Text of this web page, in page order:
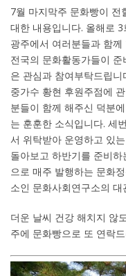
7월 마지막주 문화빵이 전
대한 내용입니다. 올해로
광주에서 여러분들과 함
전국의 문화활동가들이
은 관심과 참여부탁드립
중가수 황현 후원주점에
분들이 함께 해주신 덕분
는 훈훈한 소식입니다. 세
서 위탁받아 운영하고 있
돌아보고 하반기를 준비
으로 매주 발행하는 문화
소인 문화사회연구소의
더운 날씨 건강 해치지 않
주에 문화빵으로 또 연락